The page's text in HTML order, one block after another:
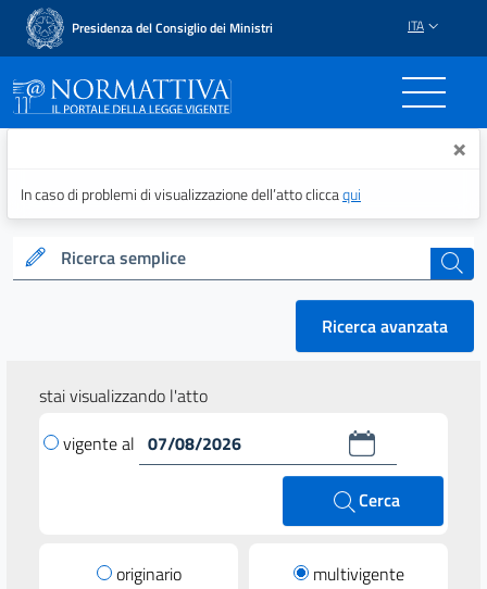
Presidenza del Consiglio dei Ministri ITA
Normattiva - Il portale ×
In caso di problemi di visualizzazione dell’atto cliccaqui
Ricerca semplice cerca
Ricerca avanzata
stai visualizzando l'atto
vigente al
Cerca
originario multivigente